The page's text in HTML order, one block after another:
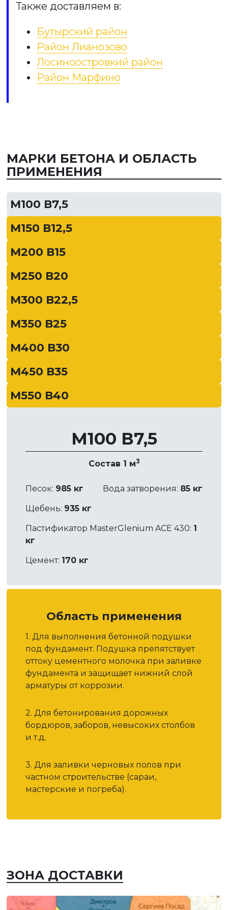
Также доставляем в:
Бутырский район
Район Лианозово
Лосиноостровкий район
Район Марфино
МАРКИ БЕТОНА И ОБЛАСТЬ
ПРИМЕНЕНИЯ
М100 В7,5
М150 В12,5
М200 В15
М250 В20
М300 В22,5
М350 В25
М400 В30
М450 В35
М550 В40
М100 В7,5
Состав 1 м3
Песок: 985 кг Вода затворения: 85 кг
Щебень: 935 кг
Пастификатор MasterGlenium ACE 430: 1
кг
Цемент: 170 кг
Область применения
1. Для выполнения бетонной подушки
под фундамент. Подушка препятствует
оттоку цементного молочка при заливке
фундамента и защищает нижний слой
арматуры от коррозии.
2. Для бетонирования дорожных
бордюров, заборов, невысоких столбов
и т.д.
3. Для заливки черновых полов при
частном строительстве (сараи,
мастерские и погреба).
ЗОНА ДОСТАВКИ